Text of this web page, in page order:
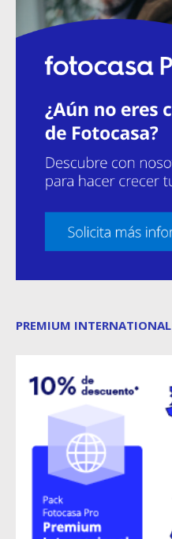
PREMIUM INTERNATIONAL